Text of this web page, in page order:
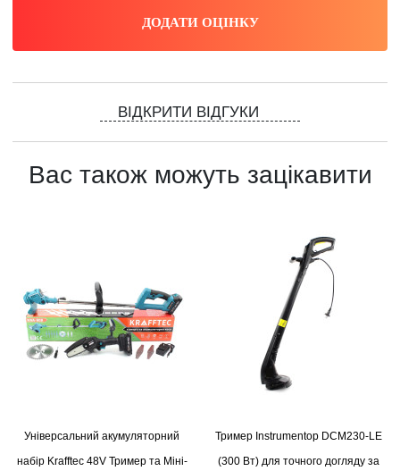
ВІДКРИТИ ВІДГУКИ
Вас також можуть зацікавити
Універсальний акумуляторний
набір Krafftec 48V Тример та Міні-
Тример Instrumentop DCM230-LE
(300 Вт) для точного догляду за